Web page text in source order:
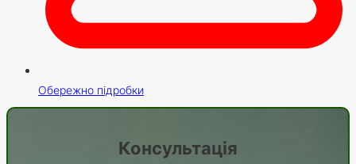
Обережно підробки
Консультація